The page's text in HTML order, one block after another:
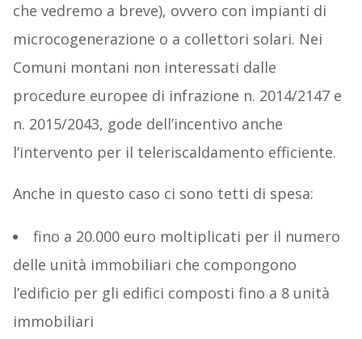
che vedremo a breve), ovvero con impianti di
microcogenerazione o a collettori solari. Nei
Comuni montani non interessati dalle
procedure europee di infrazione n. 2014/2147 e
n. 2015/2043, gode dell’incentivo anche
l’intervento per il teleriscaldamento efficiente.
Anche in questo caso ci sono tetti di spesa:
fino a 20.000 euro moltiplicati per il numero
delle unità immobiliari che compongono
l’edificio per gli edifici composti fino a 8 unità
immobiliari